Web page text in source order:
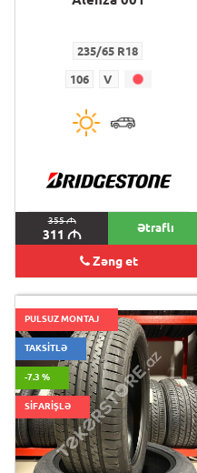
235/65 R18
106 V
355M
311 M Ətraflı
Zəng et
PULSUZ MONTAJ
TAKSİTLƏ
-7.3 %
SİFARİŞLƏ